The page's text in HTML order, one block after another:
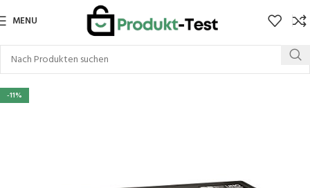
MENU
-11%